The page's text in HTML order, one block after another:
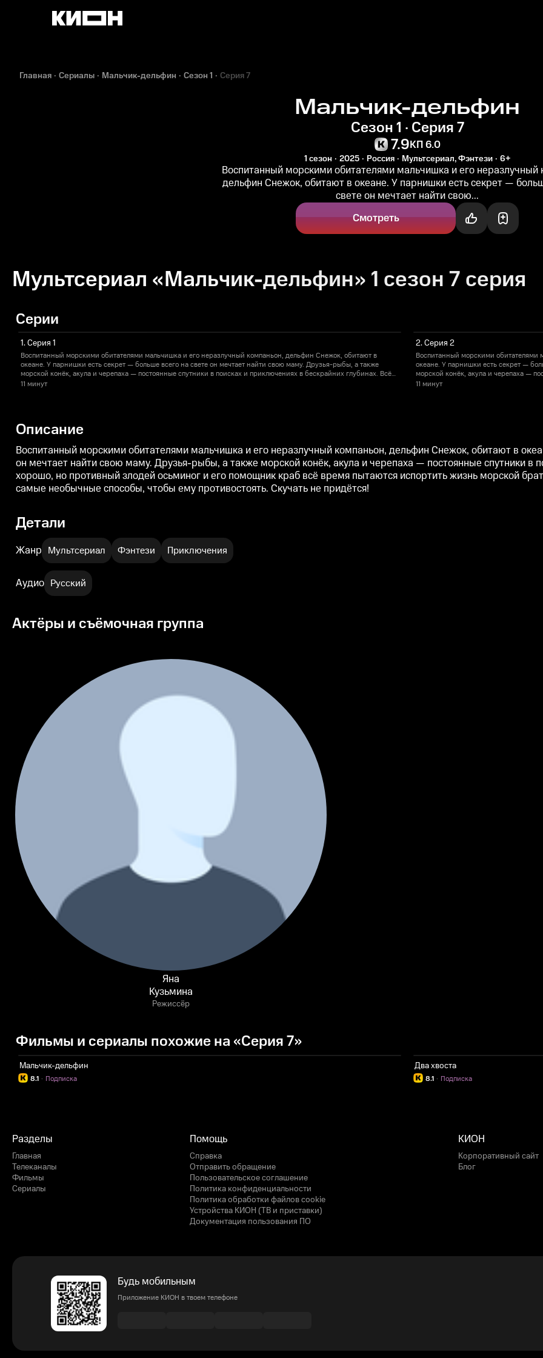
Главная Сериалы Мальчик-дельфин Сезон 1 Серия 7
Мальчик-дельфин
Сезон 1 · Серия 7
7.9КП 6.0
1 сезон 2025 Россия Мультсериал, Фэнтези 6+
Воспитанный морскими обитателями мальчишка и его неразлучный
дельфин Снежок, обитают в океане. У парнишки есть секрет —
свете он мечтает найти свою...
Смотреть
Мультсериал «Мальчик-дельфин» 1 сезон 7 серия
Серии
1. Серия 1
Воспитанный морскими обитателями мальчишка и его неразлучный компаньон, дельфин Снежок, обитают в
океане. У парнишки есть секрет — больше всего на свете он мечтает найти свою маму. Друзья-рыбы, а также
морской конёк, акула и черепаха — постоянные спутники в поисках и приключениях в бескрайних глубинах. Всё
бы хорошо, но противный злодей осьминог и его помощник краб всё время пытаются испортить жизнь морской
11 минут
2. Серия 2
Воспитанный морскими обитателями
океане. У парнишки есть секрет —
морской конёк, акула и черепаха —
бы хорошо, но противный злодей
11 минут
Описание
Воспитанный морскими обитателями мальчишка и его неразлучный компаньон, дельфин Снежок, обитают в
он мечтает найти свою маму. Друзья-рыбы, а также морской конёк, акула и черепаха — постоянные спутники в
хорошо, но противный злодей осьминог и его помощник краб всё время пытаются испортить жизнь морской
самые необычные способы, чтобы ему противостоять. Скучать не придётся!
Детали
Жанр Мультсериал Фэнтези Приключения
Аудио Русский
Актёры и съёмочная группа
Яна
Кузьмина
Режиссёр
Фильмы и сериалы похожие на «Серия 7»
Мальчик-дельфин
8.1 Подписка
·
Два хвоста
8.1 Подписка
·
Разделы
Главная
Телеканалы
Фильмы
Сериалы
Помощь
Справка
Отправить обращение
Пользовательское соглашение
Политика конфиденциальности
Политика обработки файлов cookie
Устройства КИОН (ТВ и приставки)
Документация пользования ПО
КИОН
Корпоративный сайт
Блог
Будь мобильным
Приложение КИОН в твоем телефоне